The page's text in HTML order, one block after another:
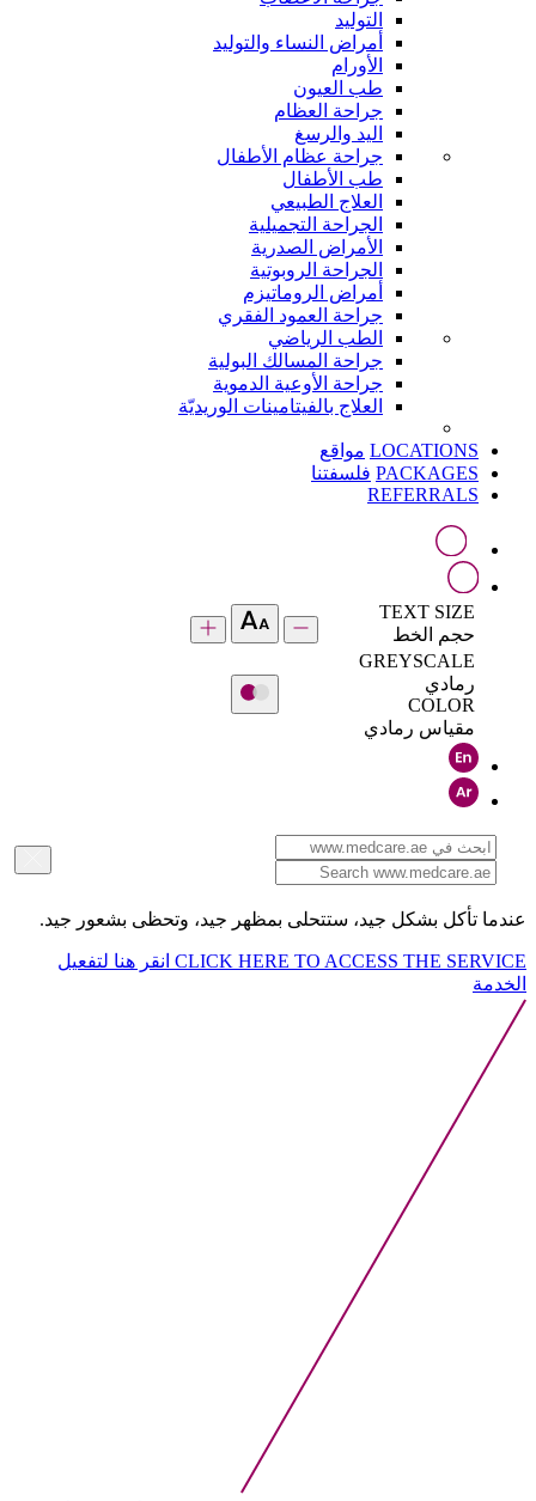
التوليد
أمراض النساء والتوليد
الأورام
طب العيون
جراحة العظام
اليد والرسغ
جراحة عظام الأطفال
طب الأطفال
العلاج الطبيعي
الجراحة التجميلية
الأمراض الصدرية
الجراحة الروبوتية
أمراض الروماتيزم
جراحة العمود الفقري
الطب الرياضي
جراحة المسالك البولية
جراحة الأوعية الدموية
العلاج بالفيتامينات الوريديّة
LOCATIONS مواقع
PACKAGES فلسفتنا
REFERRALS
TEXT SIZE
حجم الخط
GREYSCALE
رمادي
COLOR
مقياس رمادي
عندما تأكل بشكل جيد، ستتحلى بمظهر جيد، وتحظى بشعور جيد.
CLICK HERE TO ACCESS THE SERVICE انقر هنا لتفعيل
الخدمة